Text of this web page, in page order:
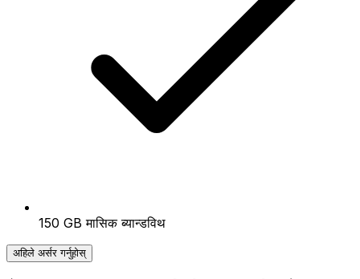
150 GB मासिक ब्यान्डविथ
अहिले अर्सर गर्नुहोस्